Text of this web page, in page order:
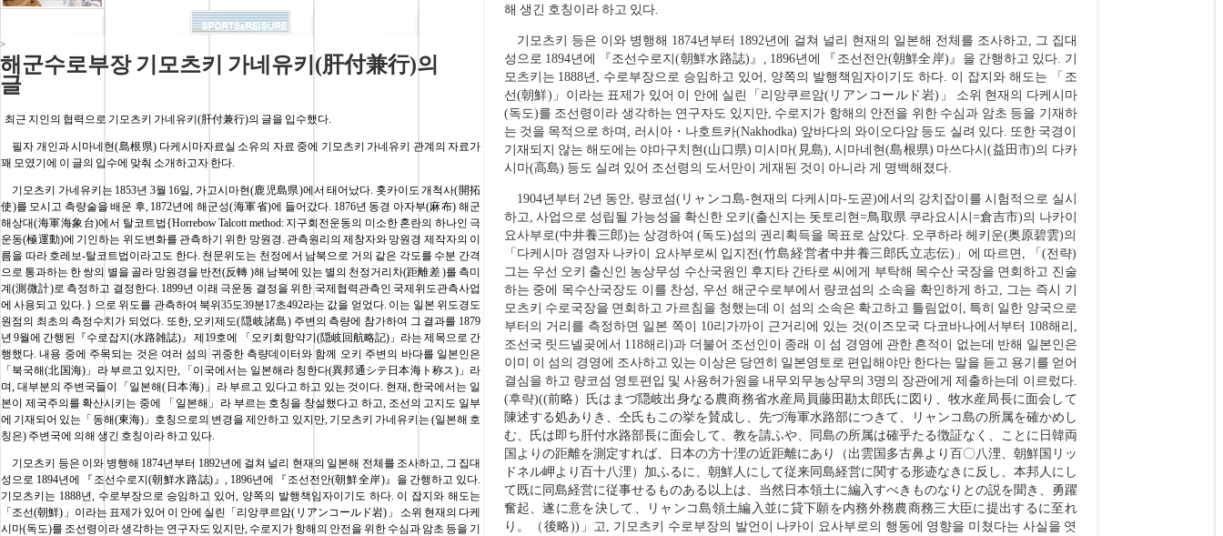
>
해군수로부장 기모츠키 가네유키(肝付兼行)의
글
최근 지인의 협력으로 기모츠키 가네유키(肝付兼行)의 글을 입수했다.
필자 개인과 시마네현(島根県) 다케시마자료실 소유의 자료 중에 기모츠키 가네유키 관계의 자료가
꽤 모였기에 이 글의 입수에 맞춰 소개하고자 한다.
기모츠키 가네유키는 1853년 3월 16일, 가고시마현(鹿児島県)에서 태어났다. 홋카이도 개척사(開拓
使)를 모시고 측량술을 배운 후, 1872년에 해군성(海軍省)에 들어갔다. 1876년 동경 아자부(麻布) 해군
해상대(海軍海象台)에서 탈코트법{Horrebow Talcott method: 지구회전운동의 미소한 혼란의 하나인 극
운동(極運動)에 기인하는 위도변화를 관측하기 위한 망원경. 관측원리의 제창자와 망원경 제작자의 이
름을 따라 호레보-탈코트법이라고도 한다. 천문위도는 천정에서 남북으로 거의 같은 각도를 수분 간격
으로 통과하는 한 쌍의 별을 골라 망원경을 반전(反轉 )해 남북에 있는 별의 천정거리차(距離差 )를 측미
계(測微計)로 측정하고 결정한다. 1899년 이래 극운동 결정을 위한 국제협력관측인 국제위도관측사업
에 사용되고 있다. } 으로 위도를 관측하여 북위35도39분17초492라는 값을 얻었다. 이는 일본 위도경도
원점의 최초의 측정수치가 되었다. 또한, 오키제도(隠岐諸島) 주변의 측량에 참가하여 그 결과를 1879
년 9월에 간행된『수로잡지(水路雑誌)』 제19호에 「오키회항약기(隠岐回航略記)」라는 제목으로 간
행했다. 내용 중에 주목되는 것은 여러 섬의 귀중한 측량데이터와 함께 오키 주변의 바다를 일본인은
「북국해(北国海)」라 부르고 있지만, 「이국에서는 일본해라 칭한다(異邦通シテ日本海ト称ス)」라
며, 대부분의 주변국들이「일본해(日本海)」라 부르고 있다고 하고 있는 것이다. 현재, 한국에서는 일
본이 제국주의를 확산시키는 중에 「일본해」라 부르는 호칭을 창설했다고 하고, 조선의 고지도 일부
에 기재되어 있는「동해(東海)」호칭으로의 변경을 제안하고 있지만, 기모츠키 가네유키는 (일본해 호
칭은) 주변국에 의해 생긴 호칭이라 하고 있다.
기모츠키 등은 이와 병행해 1874년부터 1892년에 걸쳐 널리 현재의 일본해 전체를 조사하고, 그 집대
성으로 1894년에 『조선수로지(朝鮮水路誌)』, 1896년에 『조선전안(朝鮮全岸)』을 간행하고 있다.
기모츠키는 1888년, 수로부장으로 승임하고 있어, 양쪽의 발행책임자이기도 하다. 이 잡지와 해도는
「조선(朝鮮)」이라는 표제가 있어 이 안에 실린「리앙쿠르암(リアンコールド岩)」 소위 현재의 다케
시마(독도)를 조선령이라 생각하는 연구자도 있지만, 수로지가 항해의 안전을 위한 수심과 암초 등을 기
해 생긴 호칭이라 하고 있다.
기모츠키 등은 이와 병행해 1874년부터 1892년에 걸쳐 널리 현재의 일본해 전체를 조사하고, 그 집대
성으로 1894년에 『조선수로지(朝鮮水路誌)』, 1896년에 『조선전안(朝鮮全岸)』을 간행하고 있다. 기
모츠키는 1888년, 수로부장으로 승임하고 있어, 양쪽의 발행책임자이기도 하다. 이 잡지와 해도는 「조
선(朝鮮)」이라는 표제가 있어 이 안에 실린「리앙쿠르암(リアンコールド岩)」 소위 현재의 다케시마
(독도)를 조선령이라 생각하는 연구자도 있지만, 수로지가 항해의 안전을 위한 수심과 암초 등을 기재하
는 것을 목적으로 하며, 러시아・나호트카(Nakhodka) 앞바다의 와이오다암 등도 실려 있다. 또한 국경이
기재되지 않는 해도에는 야마구치현(山口県) 미시마(見島), 시마네현(島根県) 마쓰다시(益田市)의 다카
시마(高島) 등도 실려 있어 조선령의 도서만이 게재된 것이 아니라 게 명백해졌다.
1904년부터 2년 동안, 량코섬(リャンコ島-현재의 다케시마-도곧)에서의 강치잡이를 시험적으로 실시
하고, 사업으로 성립될 가능성을 확신한 오키(출신지는 돗토리현=鳥取県 쿠라요시시=倉吉市)의 나카이
요사부로(中井養三郎)는 상경하여 (독도)섬의 권리획득을 목표로 삼았다. 오쿠하라 헤키운(奥原碧雲)의
「다케시마 경영자 나카이 요사부로씨 입지전(竹島経営者中井養三郎氏立志伝)」에 따르면, 「(전략)
그는 우선 오키 출신인 농상무성 수산국원인 후지타 간타로 씨에게 부탁해 목수산 국장을 면회하고 진술
하는 중에 목수산국장도 이를 찬성, 우선 해군수로부에서 량코섬의 소속을 확인하게 하고, 그는 즉시 기
모츠키 수로국장을 면회하고 가르침을 청했는데 이 섬의 소속은 확고하고 틀림없이, 특히 일한 양국으로
부터의 거리를 측정하면 일본 쪽이 10리가까이 근거리에 있는 것(이즈모국 다코바나에서부터 108해리,
조선국 릿드넬곶에서 118해리)과 더불어 조선인이 종래 이 섬 경영에 관한 흔적이 없는데 반해 일본인은
이미 이 섬의 경영에 조사하고 있는 이상은 당연히 일본영토로 편입해야만 한다는 말을 듣고 용기를 얻어
결심을 하고 량코섬 영토편입 및 사용허가원을 내무외무농상무의 3명의 장관에게 제출하는데 이르렀다.
(후략)((前略）氏はまづ隠岐出身なる農商務省水産局員藤田勘太郎氏に図り、牧水産局長に面会して
陳述する処ありき、仝氏もこの挙を賛成し、先づ海軍水路部につきて、リャンコ島の所属を確かめし
む、氏は即ち肝付水路部長に面会して、教を請ふや、同島の所属は確乎たる徴証なく、ことに日韓両
国よりの距離を測定すれば、日本の方十浬の近距離にあり（出雲国多古鼻より百〇八浬、朝鮮国リッ
ドネル岬より百十八浬）加ふるに、朝鮮人にして従来同島経営に関する形迹なきに反し、本邦人にし
て既に同島経営に従事せるものある以上は、当然日本領土に編入すべきものなりとの説を聞き、勇躍
奮起、遂に意を決して、リャンコ島領土編入並に貸下願を内務外務農商務三大臣に提出するに至れ
り。（後略))」고, 기모츠키 수로부장의 발언이 나카이 요사부로의 행동에 영향을 미쳤다는 사실을 엿